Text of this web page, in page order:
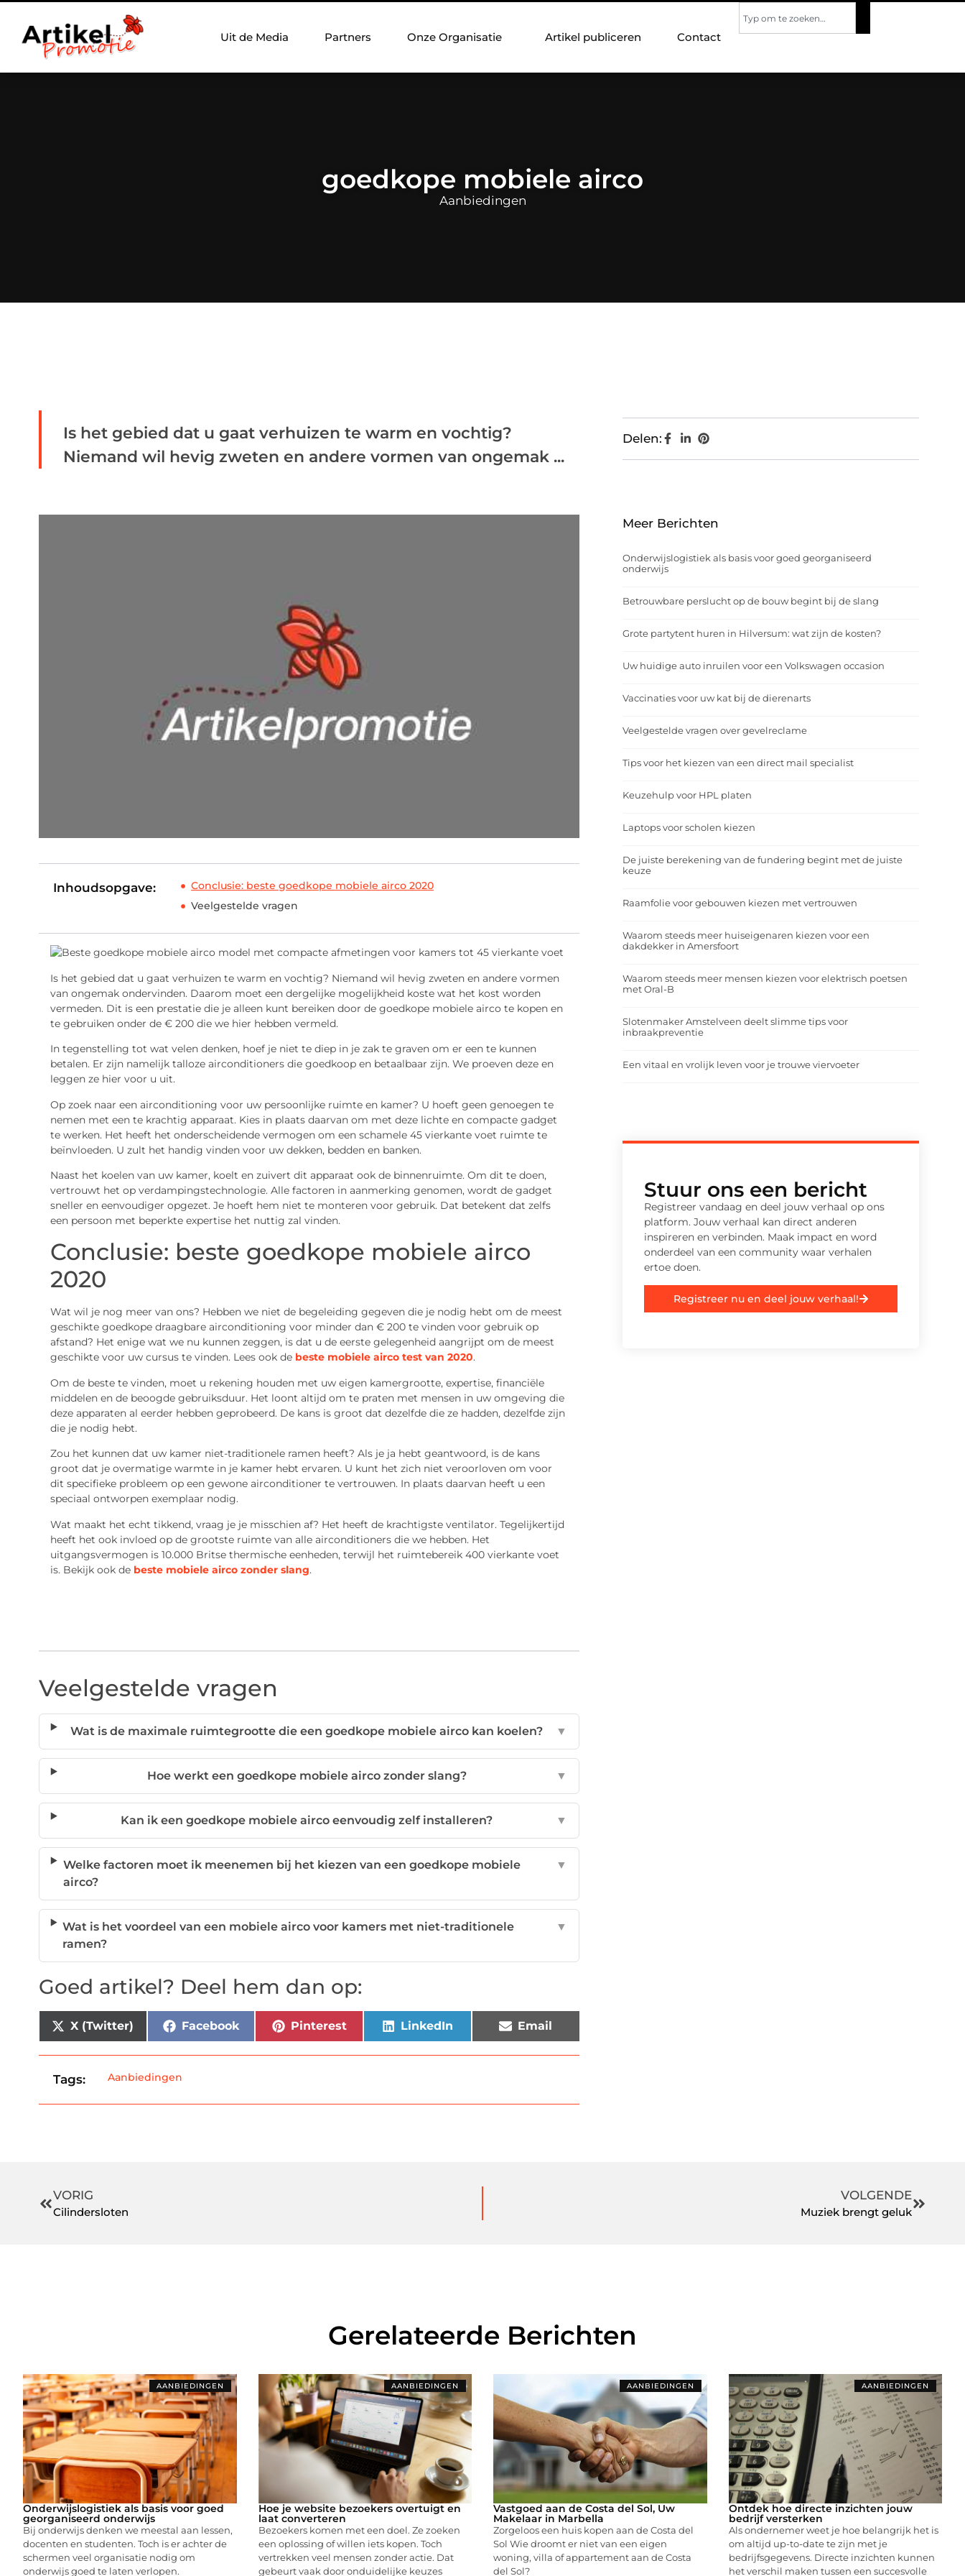
Uit de Media Partners Onze Organisatie Artikel publiceren Contact
goedkope mobiele airco
Aanbiedingen
Is het gebied dat u gaat verhuizen te warm en vochtig?
Niemand wil hevig zweten en andere vormen van ongemak ...
Inhoudsopgave:
Conclusie: beste goedkope mobiele airco 2020
Veelgestelde vragen
Is het gebied dat u gaat verhuizen te warm en vochtig? Niemand wil hevig zweten en andere vormen
van ongemak ondervinden. Daarom moet een dergelijke mogelijkheid koste wat het kost worden
vermeden. Dit is een prestatie die je alleen kunt bereiken door de goedkope mobiele airco te kopen en
te gebruiken onder de € 200 die we hier hebben vermeld.
In tegenstelling tot wat velen denken, hoef je niet te diep in je zak te graven om er een te kunnen
betalen. Er zijn namelijk talloze airconditioners die goedkoop en betaalbaar zijn. We proeven deze en
leggen ze hier voor u uit.
Op zoek naar een airconditioning voor uw persoonlijke ruimte en kamer? U hoeft geen genoegen te
nemen met een te krachtig apparaat. Kies in plaats daarvan om met deze lichte en compacte gadget
te werken. Het heeft het onderscheidende vermogen om een ​​schamele 45 vierkante voet ruimte te
beïnvloeden. U zult het handig vinden voor uw dekken, bedden en banken.
Naast het koelen van uw kamer, koelt en zuivert dit apparaat ook de binnenruimte. Om dit te doen,
vertrouwt het op verdampingstechnologie. Alle factoren in aanmerking genomen, wordt de gadget
sneller en eenvoudiger opgezet. Je hoeft hem niet te monteren voor gebruik. Dat betekent dat zelfs
een persoon met beperkte expertise het nuttig zal vinden.
Conclusie: beste goedkope mobiele airco
2020
Wat wil je nog meer van ons? Hebben we niet de begeleiding gegeven die je nodig hebt om de meest
geschikte goedkope draagbare airconditioning voor minder dan € 200 te vinden voor gebruik op
afstand? Het enige wat we nu kunnen zeggen, is dat u de eerste gelegenheid aangrijpt om de meest
geschikte voor uw cursus te vinden. Lees ook de beste mobiele airco test van 2020.
Om de beste te vinden, moet u rekening houden met uw eigen kamergrootte, expertise, financiële
middelen en de beoogde gebruiksduur. Het loont altijd om te praten met mensen in uw omgeving die
deze apparaten al eerder hebben geprobeerd. De kans is groot dat dezelfde die ze hadden, dezelfde zijn
die je nodig hebt.
Zou het kunnen dat uw kamer niet-traditionele ramen heeft? Als je ja hebt geantwoord, is de kans
groot dat je overmatige warmte in je kamer hebt ervaren. U kunt het zich niet veroorloven om voor
dit specifieke probleem op een gewone airconditioner te vertrouwen. In plaats daarvan heeft u een
speciaal ontworpen exemplaar nodig.
Wat maakt het echt tikkend, vraag je je misschien af? Het heeft de krachtigste ventilator. Tegelijkertijd
heeft het ook invloed op de grootste ruimte van alle airconditioners die we hebben. Het
uitgangsvermogen is 10.000 Britse thermische eenheden, terwijl het ruimtebereik 400 vierkante voet
is. Bekijk ook de beste mobiele airco zonder slang.
Veelgestelde vragen
Wat is de maximale ruimtegrootte die een goedkope mobiele airco kan koelen? ▼
Hoe werkt een goedkope mobiele airco zonder slang? ▼
Kan ik een goedkope mobiele airco eenvoudig zelf installeren? ▼
Welke factoren moet ik meenemen bij het kiezen van een goedkope mobiele
airco?
▼
Wat is het voordeel van een mobiele airco voor kamers met niet-traditionele
ramen?
▼
Goed artikel? Deel hem dan op:
X (Twitter) Facebook Pinterest LinkedIn Email
Tags: Aanbiedingen
Delen:
Meer Berichten
Onderwijslogistiek als basis voor goed georganiseerd
onderwijs
Betrouwbare perslucht op de bouw begint bij de slang
Grote partytent huren in Hilversum: wat zijn de kosten?
Uw huidige auto inruilen voor een Volkswagen occasion
Vaccinaties voor uw kat bij de dierenarts
Veelgestelde vragen over gevelreclame
Tips voor het kiezen van een direct mail specialist
Keuzehulp voor HPL platen
Laptops voor scholen kiezen
De juiste berekening van de fundering begint met de juiste
keuze
Raamfolie voor gebouwen kiezen met vertrouwen
Waarom steeds meer huiseigenaren kiezen voor een
dakdekker in Amersfoort
Waarom steeds meer mensen kiezen voor elektrisch poetsen
met Oral-B
Slotenmaker Amstelveen deelt slimme tips voor
inbraakpreventie
Een vitaal en vrolijk leven voor je trouwe viervoeter
Stuur ons een bericht
Registreer vandaag en deel jouw verhaal op ons
platform. Jouw verhaal kan direct anderen
inspireren en verbinden. Maak impact en word
onderdeel van een community waar verhalen
ertoe doen.
Registreer nu en deel jouw verhaal!
VORIG
Cilindersloten
VOLGENDE
Muziek brengt geluk
Gerelateerde Berichten
AANBIEDINGEN
Onderwijslogistiek als basis voor goed
georganiseerd onderwijs
Bij onderwijs denken we meestal aan lessen,
docenten en studenten. Toch is er achter de
schermen veel organisatie nodig om
onderwijs goed te laten verlopen.
AANBIEDINGEN
Hoe je website bezoekers overtuigt en
laat converteren
Bezoekers komen met een doel. Ze zoeken
een oplossing of willen iets kopen. Toch
vertrekken veel mensen zonder actie. Dat
gebeurt vaak door onduidelijke keuzes
AANBIEDINGEN
Vastgoed aan de Costa del Sol, Uw
Makelaar in Marbella
Zorgeloos een huis kopen aan de Costa del
Sol Wie droomt er niet van een eigen
woning, villa of appartement aan de Costa
del Sol?
AANBIEDINGEN
Ontdek hoe directe inzichten jouw
bedrijf versterken
Als ondernemer weet je hoe belangrijk het is
om altijd up-to-date te zijn met je
bedrijfsgegevens. Directe inzichten kunnen
het verschil maken tussen een succesvolle